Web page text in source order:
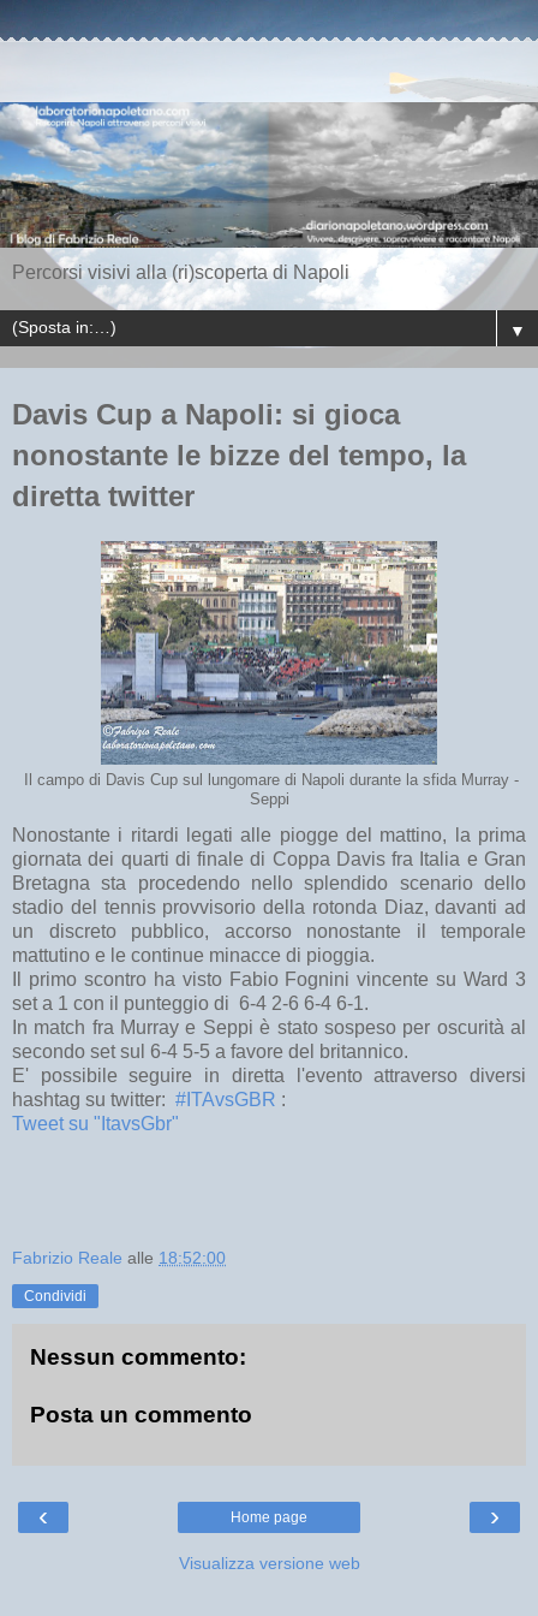
Percorsi visivi alla (ri)scoperta di Napoli
▼
Davis Cup a Napoli: si gioca
nonostante le bizze del tempo, la
diretta twitter
Il campo di Davis Cup sul lungomare di Napoli durante la sfida Murray -
Seppi
Nonostante i ritardi legati alle piogge del mattino, la prima
giornata dei quarti di finale di Coppa Davis fra Italia e Gran
Bretagna sta procedendo nello splendido scenario dello
stadio del tennis provvisorio della rotonda Diaz, davanti ad
un discreto pubblico, accorso nonostante il temporale
mattutino e le continue minacce di pioggia.
Il primo scontro ha visto Fabio Fognini vincente su Ward 3
set a 1 con il punteggio di 6-4 2-6 6-4 6-1.
In match fra Murray e Seppi è stato sospeso per oscurità al
secondo set sul 6-4 5-5 a favore del britannico.
E' possibile seguire in diretta l'evento attraverso diversi
hashtag su twitter: #ITAvsGBR :
Tweet su "ItavsGbr"
Fabrizio Reale alle 18:52:00
Condividi
Nessun commento:
Posta un commento
‹ ›
Home page
Visualizza versione web